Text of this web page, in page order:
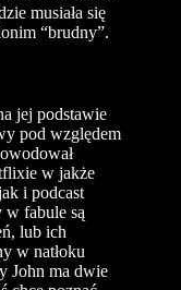
musiała się
“brudny”.
jej podstawie
pod względem
w jakże
i podcast
w fabule są
lub ich
w natłoku
John ma dwie